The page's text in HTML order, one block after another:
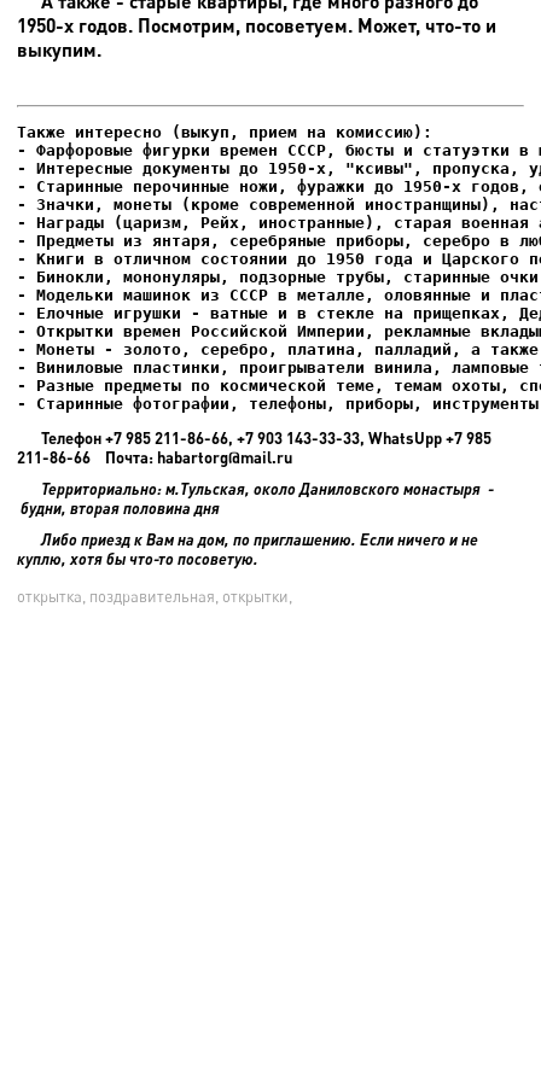
1950-х годов. Посмотрим, посоветуем. Может, что-то и
выкупим.
- Фарфоровые фигурки времен СССР, бюсты и статуэтки в
- Интересные документы до 1950-х, "ксивы", пропуска,
- Елочные игрушки - ватные и в стекле на прищепках,
- Старинные фотографии, телефоны, приборы,
Телефон +7 985 211-86-66, +7 903 143-33-33, WhatsUpp +7 985
211-86-66 Почта: habartorg@mail.ru
Территориально: м.Тульская, около Даниловского монастыря -
будни, вторая половина дня
Либо приезд к Вам на дом, по приглашению. Если ничего и не
куплю, хотя бы что-то посоветую.
открытка, поздравительная, открытки,